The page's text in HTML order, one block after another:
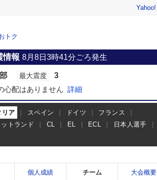
トク
情報 8月8日3時41分ごろ発生
最大震度
3
心配はありません 詳細
リア スペイン ドイツ
フランス
トランド CL EL ECL
日本人選手
個人成績 チーム 大会概要